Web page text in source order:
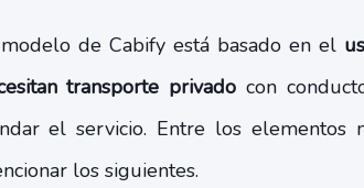
de Cabify está basado en el
transporte privado con
el servicio. Entre los elementos
los siguientes.